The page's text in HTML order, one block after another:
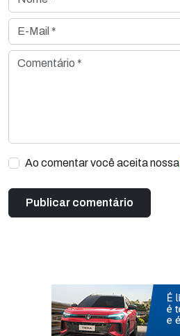
E-Mail *
Comentário *
Ao comentar você aceita nossa